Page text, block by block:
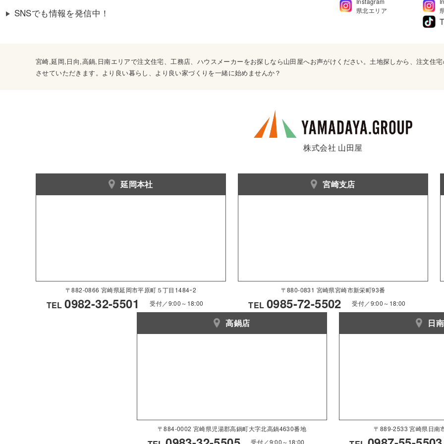
SNSでも情報を発信中！
県北エリア
宮崎,延岡,日向,高鍋,日南エリアで注文住宅、工務店、ハウスメーカーをお探しなら山田屋へお声がけください。土地探しから、注文住
させていただきます。より良い暮らし、より良い家づくりを一緒に始めませんか？
株式会社 山田屋
延岡本社
〒882-0866 宮崎県延岡市平原町５丁目1484ｰ2
TEL0982-32-5501 受付／9:00～18:00
宮崎支店
〒880-0831 宮崎県宮崎市新栄町93番
TEL0985-72-5502 受付／9:00～18:00
高鍋店
〒884-0002 宮崎県児湯郡高鍋町大字北高鍋4630番地
受付／9:00～18:00
日
〒889-2533 宮崎県日南